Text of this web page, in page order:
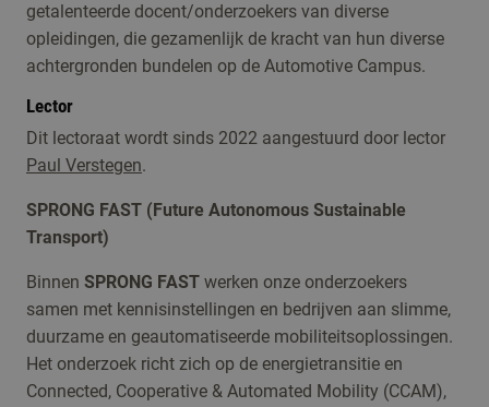
getalenteerde docent/onderzoekers van diverse
opleidingen, die gezamenlijk de kracht van hun diverse
achtergronden bundelen op de Automotive Campus.
Lector
Dit lectoraat wordt sinds 2022 aangestuurd door lector
Paul Verstegen.
SPRONG FAST (Future Autonomous Sustainable
Transport)
Binnen SPRONG FAST werken onze onderzoekers
samen met kennisinstellingen en bedrijven aan slimme,
duurzame en geautomatiseerde mobiliteitsoplossingen.
Het onderzoek richt zich op de energietransitie en
Connected, Cooperative & Automated Mobility (CCAM),